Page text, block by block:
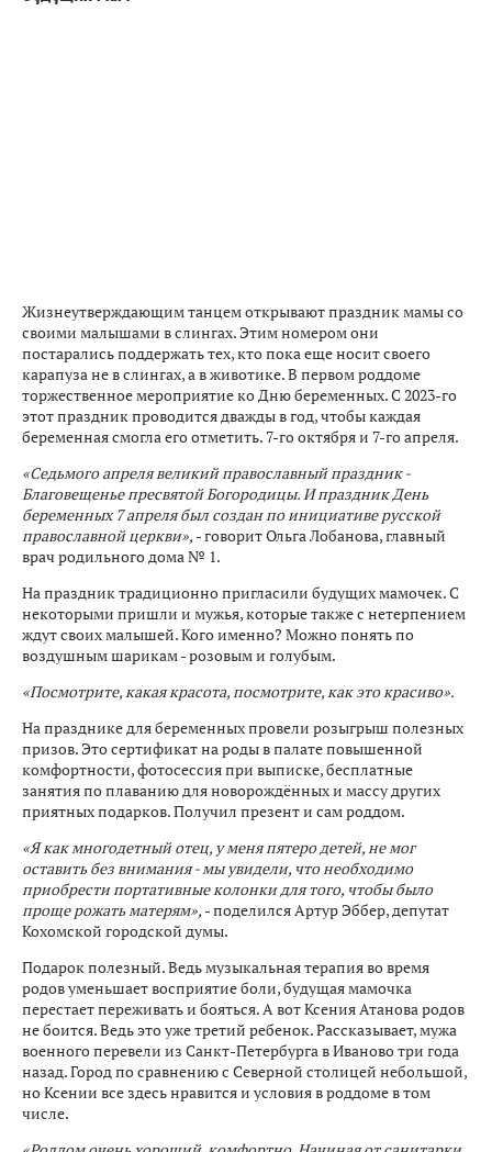
Жизнеутверждающим танцем открывают праздник мамы со
своими малышами в слингах. Этим номером они
постарались поддержать тех, кто пока еще носит своего
карапуза не в слингах, а в животике. В первом роддоме
торжественное мероприятие ко Дню беременных. С 2023-го
этот праздник проводится дважды в год, чтобы каждая
беременная смогла его отметить. 7-го октября и 7-го апреля.
«Седьмого апреля великий православный праздник -
Благовещенье пресвятой Богородицы. И праздник День
беременных 7 апреля был создан по инициативе русской
православной церкви», - говорит Ольга Лобанова, главный
врач родильного дома № 1.
На праздник традиционно пригласили будущих мамочек. С
некоторыми пришли и мужья, которые также с нетерпением
ждут своих малышей. Кого именно? Можно понять по
воздушным шарикам - розовым и голубым.
«Посмотрите, какая красота, посмотрите, как это красиво».
На празднике для беременных провели розыгрыш полезных
призов. Это сертификат на роды в палате повышенной
комфортности, фотосессия при выписке, бесплатные
занятия по плаванию для новорождённых и массу других
приятных подарков. Получил презент и сам роддом.
«Я как многодетный отец, у меня пятеро детей, не мог
оставить без внимания - мы увидели, что необходимо
приобрести портативные колонки для того, чтобы было
проще рожать матерям», - поделился Артур Эббер, депутат
Кохомской городской думы.
Подарок полезный. Ведь музыкальная терапия во время
родов уменьшает восприятие боли, будущая мамочка
перестает переживать и бояться. А вот Ксения Атанова родов
не боится. Ведь это уже третий ребенок. Рассказывает, мужа
военного перевели из Санкт-Петербурга в Иваново три года
назад. Город по сравнению с Северной столицей небольшой,
но Ксении все здесь нравится и условия в роддоме в том
числе.